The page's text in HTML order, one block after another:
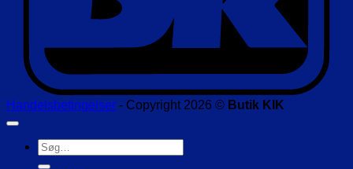
Handelsbetingelser - Copyright 2026 © Butik KIK
Søg
efter: